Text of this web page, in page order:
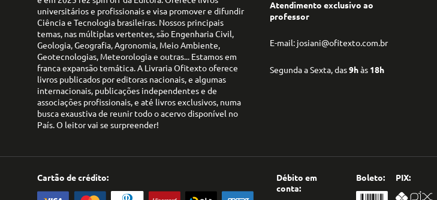
universitários e profissionais e visa promover e difundir
Ciência e Tecnologia brasileiras. Nossos principais
temas, nas múltiplas vertentes, são Engenharia Civil,
Geologia, Geografia, Agronomia, Meio Ambiente,
Geotecnologias, Meteorologia e outras... Estamos em
franca expansão temática. A Livraria Ofitexto oferece
livros publicados por editoras nacionais, e algumas
internacionais, publicações independentes e de
associações profissionais, e até livros exclusivos, numa
busca exaustiva de reunir todo o acervo disponível no
País. O leitor vai se surpreender!
Atendimento exclusivo ao
professor
E-mail: josiani@ofitexto.com.br
Segunda a Sexta, das9hàs 18h
Cartão de crédito:
Débito em
conta:
Boleto: PIX: